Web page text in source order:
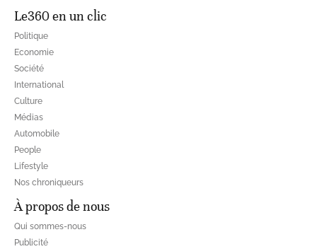
Le360 en un clic
Politique
Economie
Société
International
Culture
Médias
Automobile
People
Lifestyle
Nos chroniqueurs
À propos de nous
Qui sommes-nous
Publicité